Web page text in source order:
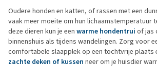
Oudere honden en katten, of rassen met een
vaak meer moeite om hun lichaamstemperatuur
deze dieren kun je een warme hondentrui of jas
binnenshuis als tijdens wandelingen. Zorg voor
comfortabele slaapplek op een tochtvrije plaats
zachte deken of kussen neer om je huisdier